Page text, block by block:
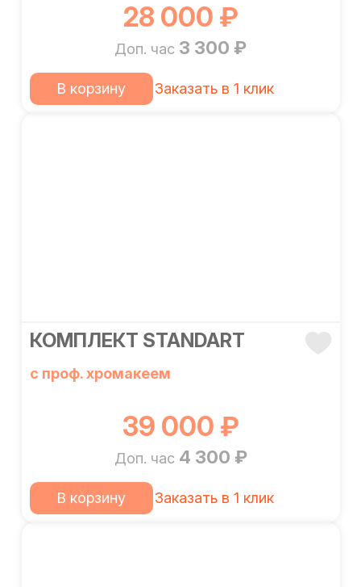
28 000 ₽
Доп. час 3 300 ₽
В корзину Заказать в 1 клик
КОМПЛЕКТ STANDART
с проф. хромакеем
39 000 ₽
Доп. час 4 300 ₽
В корзину Заказать в 1 клик